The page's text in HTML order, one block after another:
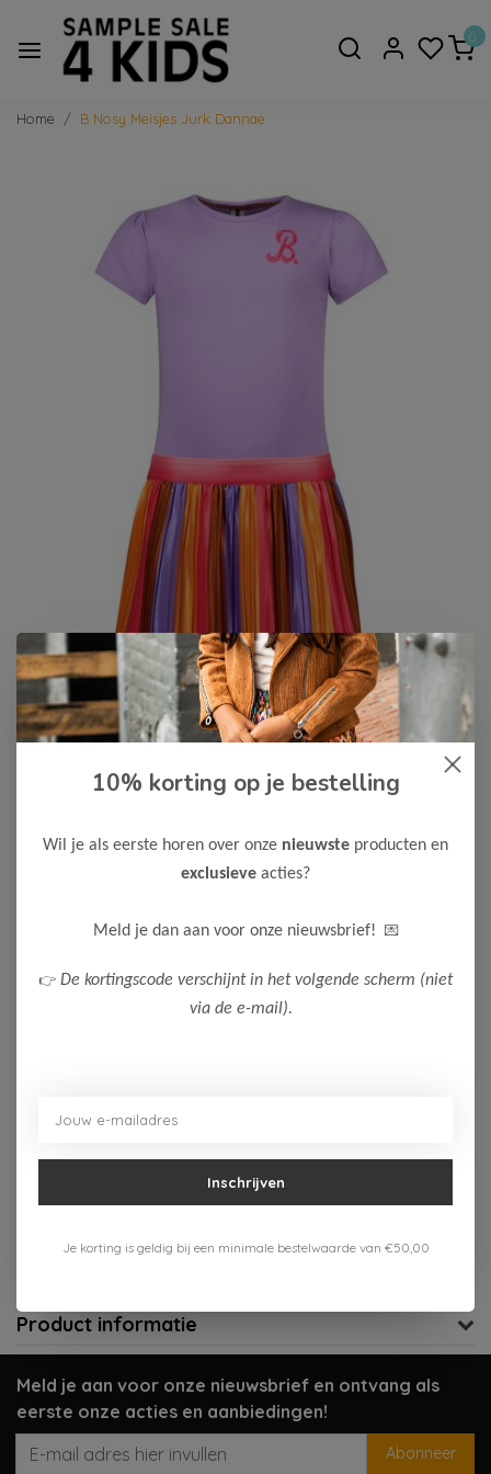
0
Home B Nosy Meisjes Jurk Dannae
B.Nosy -50%
20,00 39,99
Maak een keuze:
Aan verlanglijst toevoegen
Gratis verzenden vanaf 75,-
Verzenden 1-3 werkdagen
Product informatie
Meld je aan voor onze nieuwsbrief en ontvang als
eerste onze acties en aanbiedingen!
Abonneer
10% korting op je bestelling
Wil je als eerste horen over onze nieuwste producten en
exclusieve acties?
Meld je dan aan voor onze nieuwsbrief! 💌
👉 De kortingscode verschijnt in het volgende scherm (niet
via de e-mail).
Inschrijven
Je korting is geldig bij een minimale bestelwaarde van €50,00